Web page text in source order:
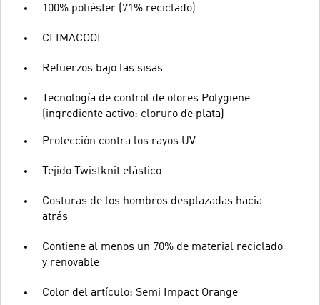
100% poliéster (71% reciclado)
CLIMACOOL
Refuerzos bajo las sisas
Tecnología de control de olores Polygiene
(ingrediente activo: cloruro de plata)
Protección contra los rayos UV
Tejido Twistknit elástico
Costuras de los hombros desplazadas hacia
atrás
Contiene al menos un 70% de material reciclado
y renovable
Color del artículo: Semi Impact Orange